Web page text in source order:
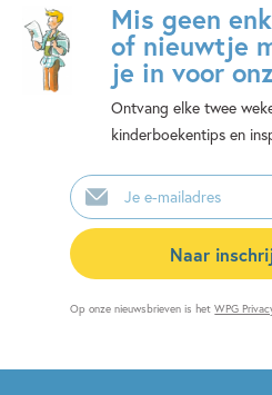
Mis geen
of nieuwtje
je in voor
Ontvang elke twee
kinderboekentips en
E-
mailadres
Naar
Op onze nieuwsbrieven is hetWPG